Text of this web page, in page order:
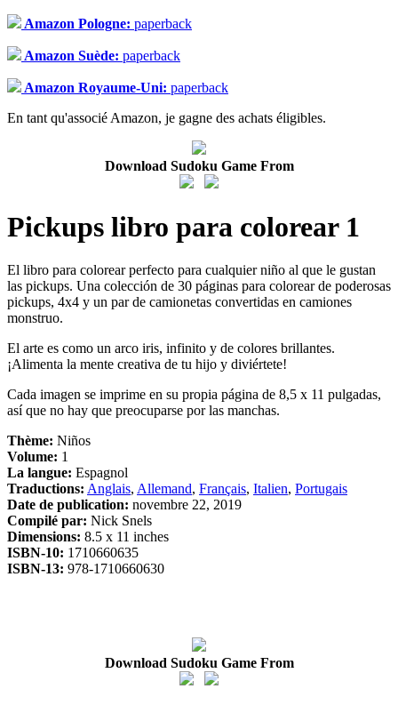
Amazon Pologne: paperback
Amazon Suède: paperback
Amazon Royaume-Uni: paperback
En tant qu'associé Amazon, je gagne des achats éligibles.
Download Sudoku Game From
Pickups libro para colorear 1
El libro para colorear perfecto para cualquier niño al que le gustan
las pickups. Una colección de 30 páginas para colorear de poderosas
pickups, 4x4 y un par de camionetas convertidas en camiones
monstruo.
El arte es como un arco iris, infinito y de colores brillantes.
¡Alimenta la mente creativa de tu hijo y diviértete!
Cada imagen se imprime en su propia página de 8,5 x 11 pulgadas,
así que no hay que preocuparse por las manchas.
Thème: Niños
Volume: 1
La langue: Espagnol
Traductions: Anglais, Allemand, Français, Italien, Portugais
Date de publication: novembre 22, 2019
Compilé par: Nick Snels
Dimensions: 8.5 x 11 inches
ISBN-10: 1710660635
ISBN-13: 978-1710660630
Download Sudoku Game From